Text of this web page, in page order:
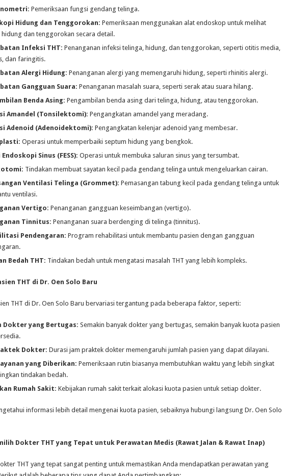
Pemeriksaan fungsi gendang telinga.
Hidung dan Tenggorokan: Pemeriksaan menggunakan alat endoskop untuk melihat
hidung dan tenggorokan secara detail.
Infeksi THT: Penanganan infeksi telinga, hidung, dan tenggorokan, seperti otitis media,
dan faringitis.
Alergi Hidung: Penanganan alergi yang memengaruhi hidung, seperti rhinitis alergi.
Gangguan Suara: Penanganan masalah suara, seperti serak atau suara hilang.
Benda Asing: Pengambilan benda asing dari telinga, hidung, atau tenggorokan.
Amandel (Tonsilektomi): Pengangkatan amandel yang meradang.
Adenoid (Adenoidektomi): Pengangkatan kelenjar adenoid yang membesar.
Operasi untuk memperbaiki septum hidung yang bengkok.
Endoskopi Sinus (FESS): Operasi untuk membuka saluran sinus yang tersumbat.
Tindakan membuat sayatan kecil pada gendang telinga untuk mengeluarkan cairan.
Ventilasi Telinga (Grommet): Pemasangan tabung kecil pada gendang telinga untuk
ventilasi.
Vertigo: Penanganan gangguan keseimbangan (vertigo).
Tinnitus: Penanganan suara berdenging di telinga (tinnitus).
Pendengaran: Program rehabilitasi untuk membantu pasien dengan gangguan
Bedah THT: Tindakan bedah untuk mengatasi masalah THT yang lebih kompleks.
THT di Dr. Oen Solo Baru
THT di Dr. Oen Solo Baru bervariasi tergantung pada beberapa faktor, seperti:
Dokter yang Bertugas: Semakin banyak dokter yang bertugas, semakin banyak kuota pasien
Dokter: Durasi jam praktek dokter memengaruhi jumlah pasien yang dapat dilayani.
yang Diberikan: Pemeriksaan rutin biasanya membutuhkan waktu yang lebih singkat
tindakan bedah.
Rumah Sakit: Kebijakan rumah sakit terkait alokasi kuota pasien untuk setiap dokter.
informasi lebih detail mengenai kuota pasien, sebaiknya hubungi langsung Dr. Oen Solo
Dokter THT yang Tepat untuk Perawatan Medis (Rawat Jalan & Rawat Inap)
THT yang tepat sangat penting untuk memastikan Anda mendapatkan perawatan yang